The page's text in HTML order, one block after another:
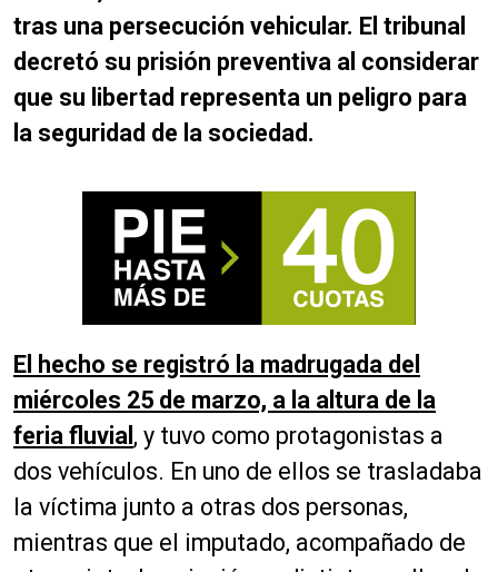
tras una persecución vehicular. El tribunal
decretó su prisión preventiva al considerar
que su libertad representa un peligro para
la seguridad de la sociedad.
El hecho se registró la madrugada del
miércoles 25 de marzo, a la altura de la
feria fluvial , y tuvo como protagonistas a
dos vehículos. En uno de ellos se trasladaba
la víctima junto a otras dos personas,
mientras que el imputado, acompañado de